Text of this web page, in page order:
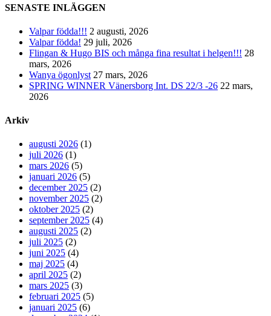
SENASTE INLÄGGEN
Valpar födda!!! 2 augusti, 2026
Valpar födda! 29 juli, 2026
Flingan & Hugo BIS och många fina resultat i helgen!!! 28
mars, 2026
Wanya ögonlyst 27 mars, 2026
SPRING WINNER Vänersborg Int. DS 22/3 -26 22 mars,
2026
Arkiv
augusti 2026 (1)
juli 2026 (1)
mars 2026 (5)
januari 2026 (5)
december 2025 (2)
november 2025 (2)
oktober 2025 (2)
september 2025 (4)
augusti 2025 (2)
juli 2025 (2)
juni 2025 (4)
maj 2025 (4)
april 2025 (2)
mars 2025 (3)
februari 2025 (5)
januari 2025 (6)